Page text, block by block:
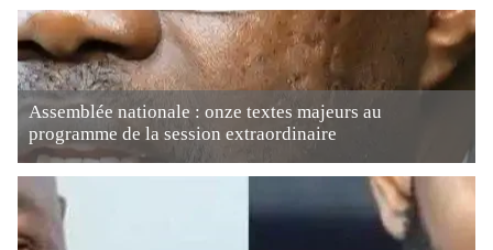
Assemblée nationale : onze textes majeurs au
programme de la session extraordinaire